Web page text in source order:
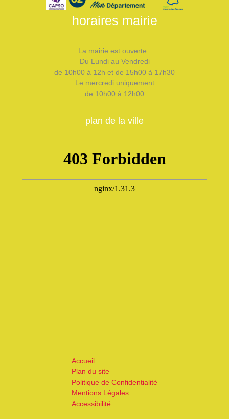
horaires mairie
La mairie est ouverte :
Du Lundi au Vendredi
de 10h00 à 12h et de 15h00 à 17h30
Le mercredi uniquement
de 10h00 à 12h00
plan de la ville
Accueil
Plan du site
Politique de Confidentialité
Mentions Légales
Accessibilité